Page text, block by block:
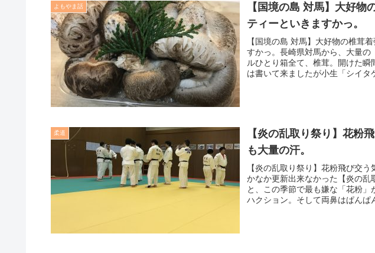
よもやま話
【国境の島 対馬】大好物
ティーといきますかっ。
【国境の島 対馬】大好物の椎茸
すかっ。長崎県対馬から、大量
ルひとり箱全て、椎茸。開けた
は書いて来ましたが小生「シイタ
柔道
【炎の乱取り祭り】花粉
も大量の汗。
【炎の乱取り祭り】花粉飛び交
かなか更新出来なかった【炎の乱
と、この季節で最も嫌な「花粉」
ハクション。そして両鼻はぱんぱ